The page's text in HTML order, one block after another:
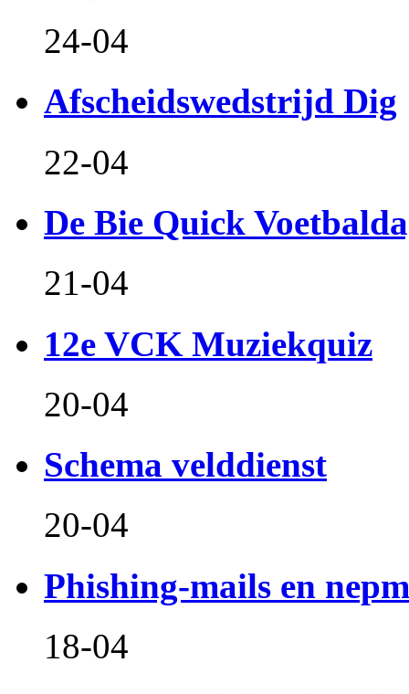
24-04
Afscheidswedstrijd Dig
22-04
De Bie Quick
21-04
12e VCK Muziekquiz
20-04
Schema velddienst
20-04
Phishing-mails en
18-04